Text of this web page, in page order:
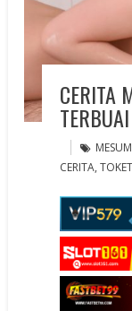
CERITA
CERITA,